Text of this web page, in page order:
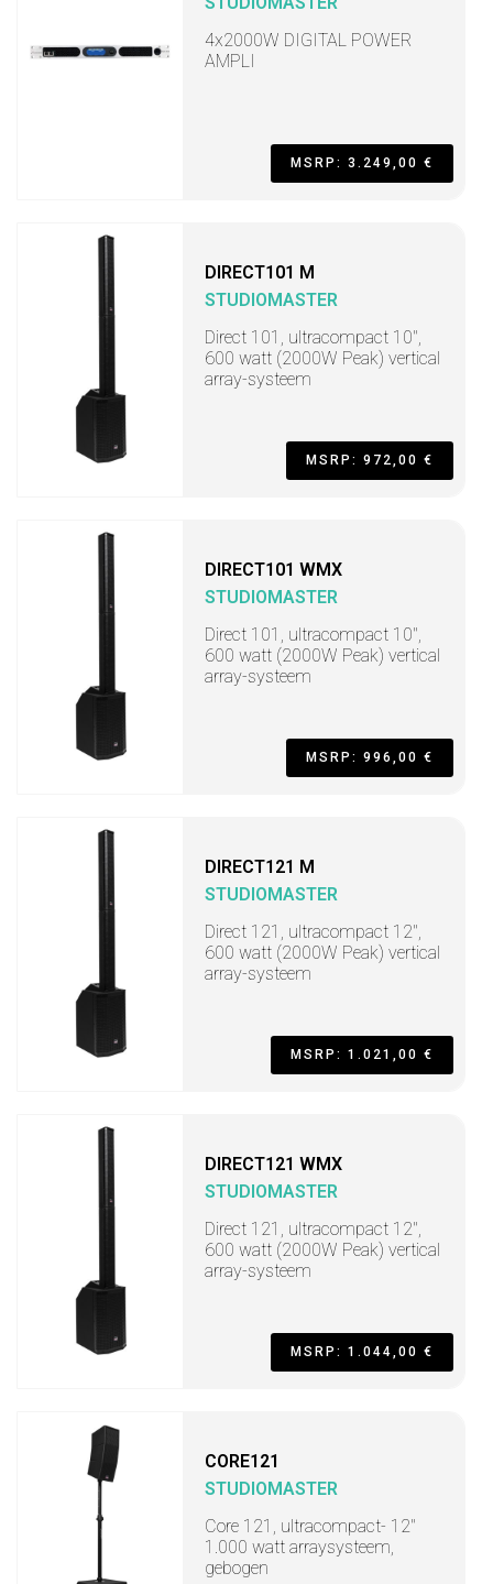
4x2000W DIGITAL POWER
AMPLI
MSRP: 3.249,00 €
DIRECT101 M
STUDIOMASTER
Direct 101, ultracompact 10",
600 watt (2000W Peak) vertical
array-systeem
MSRP: 972,00 €
DIRECT101 WMX
STUDIOMASTER
Direct 101, ultracompact 10",
600 watt (2000W Peak) vertical
array-systeem
MSRP: 996,00 €
DIRECT121 M
STUDIOMASTER
Direct 121, ultracompact 12",
600 watt (2000W Peak) vertical
array-systeem
MSRP: 1.021,00 €
DIRECT121 WMX
STUDIOMASTER
Direct 121, ultracompact 12",
600 watt (2000W Peak) vertical
array-systeem
MSRP: 1.044,00 €
CORE121
STUDIOMASTER
Core 121, ultracompact- 12"
1.000 watt arraysysteem,
gebogen